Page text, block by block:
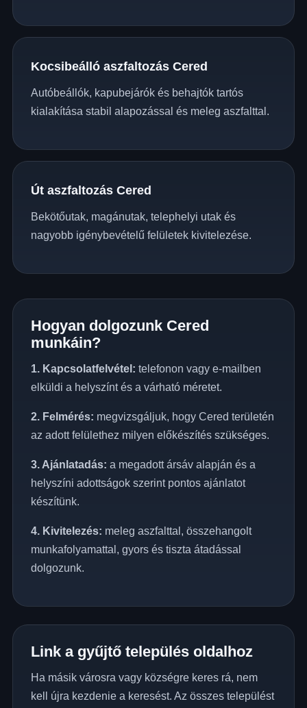
Kocsibeálló aszfaltozás Cered
Autóbeállók, kapubejárók és behajtók tartós
kialakítása stabil alapozással és meleg aszfalttal.
Út aszfaltozás Cered
Bekötőutak, magánutak, telephelyi utak és
nagyobb igénybevételű felületek kivitelezése.
Hogyan dolgozunk Cered
munkáin?
1. Kapcsolatfelvétel: telefonon vagy e-mailben
elküldi a helyszínt és a várható méretet.
2. Felmérés: megvizsgáljuk, hogy Cered területén
az adott felülethez milyen előkészítés szükséges.
3. Ajánlatadás: a megadott ársáv alapján és a
helyszíni adottságok szerint pontos ajánlatot
készítünk.
4. Kivitelezés: meleg aszfalttal, összehangolt
munkafolyamattal, gyors és tiszta átadással
dolgozunk.
Link a gyűjtő település oldalhoz
Ha másik városra vagy községre keres rá, nem
kell újra kezdenie a keresést. Az összes települést